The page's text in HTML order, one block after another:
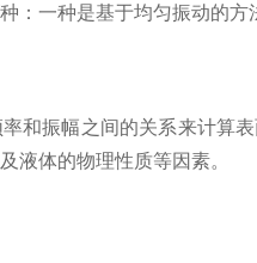
一种是基于均匀振动的方
振幅之间的关系来计算表
液体的物理性质等因素。